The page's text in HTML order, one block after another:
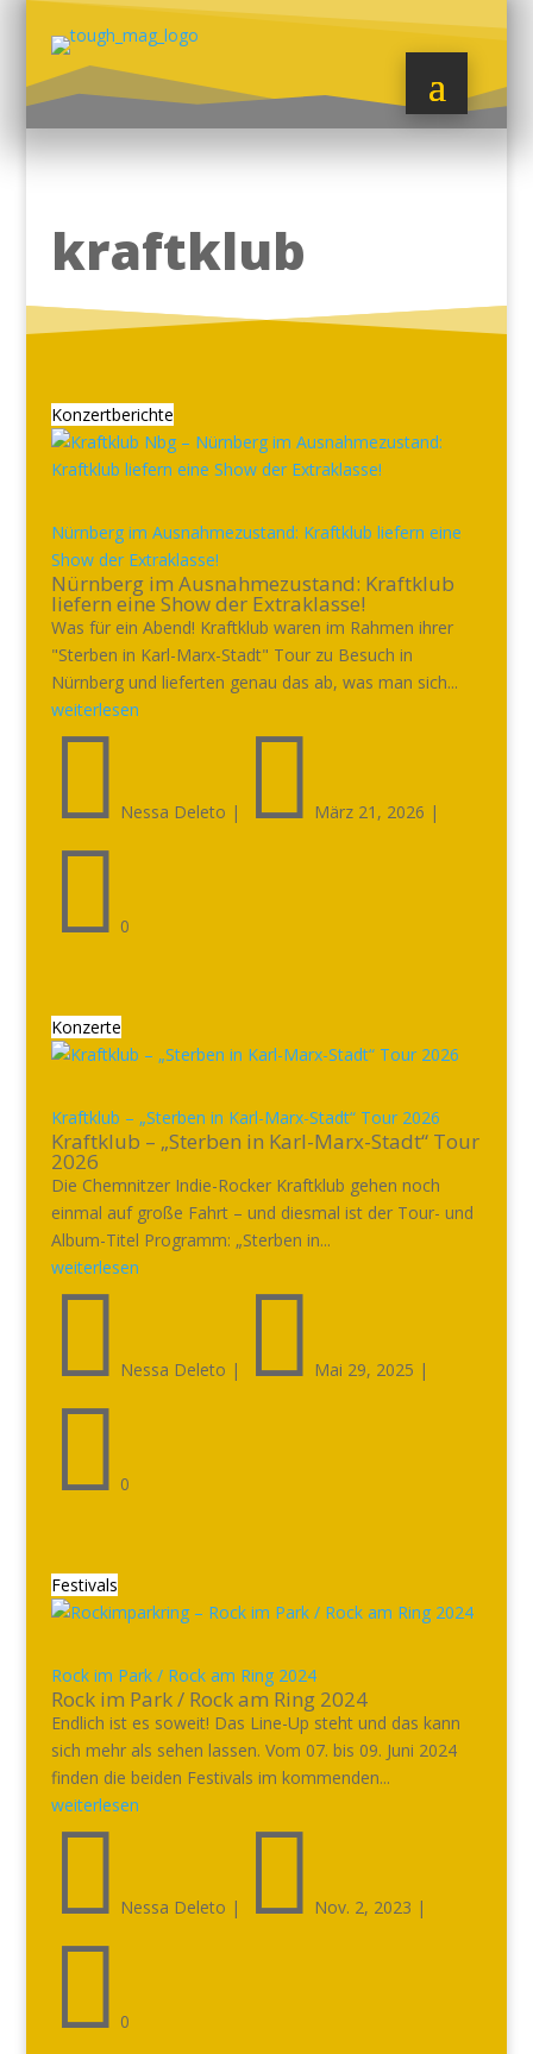
kraftklub
Konzertberichte
Nürnberg im Ausnahmezustand: Kraftklub liefern eine
Show der Extraklasse!
Nürnberg im Ausnahmezustand: Kraftklub
liefern eine Show der Extraklasse!
Was für ein Abend! Kraftklub waren im Rahmen ihrer
"Sterben in Karl-Marx-Stadt" Tour zu Besuch in
Nürnberg und lieferten genau das ab, was man sich...
weiterlesen
 Nessa Deleto |  März 21, 2026 |
 0
Konzerte
Kraftklub – „Sterben in Karl-Marx-Stadt“ Tour 2026
Kraftklub – „Sterben in Karl-Marx-Stadt“ Tour
2026
Die Chemnitzer Indie-Rocker Kraftklub gehen noch
einmal auf große Fahrt – und diesmal ist der Tour- und
Album-Titel Programm: „Sterben in...
weiterlesen
 Nessa Deleto |  Mai 29, 2025 |
 0
Festivals
Rock im Park / Rock am Ring 2024
Rock im Park / Rock am Ring 2024
Endlich ist es soweit! Das Line-Up steht und das kann
sich mehr als sehen lassen. Vom 07. bis 09. Juni 2024
finden die beiden Festivals im kommenden...
weiterlesen
 Nessa Deleto |  Nov. 2, 2023 |
 0